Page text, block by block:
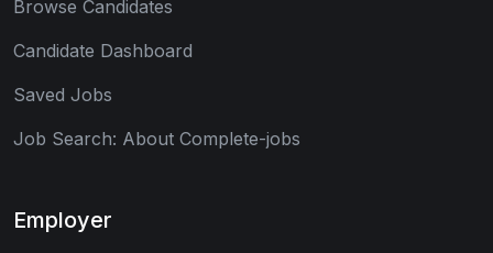
Browse Candidates
Candidate Dashboard
Saved Jobs
Job Search: About Complete-jobs
Employer